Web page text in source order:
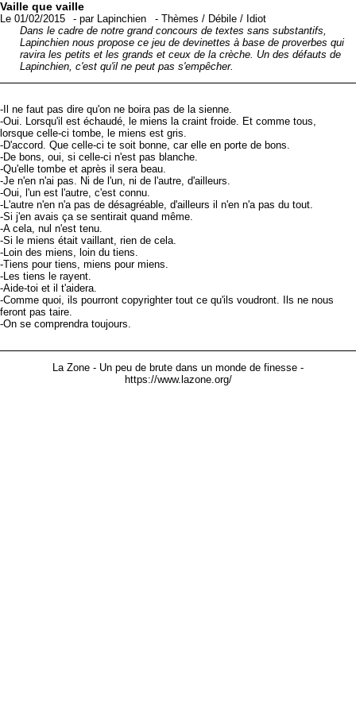
Vaille que vaille
Le 01/02/2015 -par Lapinchien - Thèmes / Débile/ Idiot
Dans le cadre de notre grand concours de textes sans substantifs,
Lapinchien nous propose ce jeu de devinettes à base de proverbes qui
ravira les petits et les grands et ceux de la crèche. Un des défauts de
Lapinchien, c'est qu'il ne peut pas s'empêcher.
-Il ne faut pas dire qu'on ne boira pas de la sienne.
-Oui. Lorsqu'il est échaudé, le miens la craint froide. Et comme tous,
lorsque celle-ci tombe, le miens est gris.
-D'accord. Que celle-ci te soit bonne, car elle en porte de bons.
-De bons, oui, si celle-ci n'est pas blanche.
-Qu'elle tombe et après il sera beau.
-Je n'en n'ai pas. Ni de l'un, ni de l'autre, d'ailleurs.
-Oui, l'un est l'autre, c'est connu.
-L'autre n'en n'a pas de désagréable, d'ailleurs il n'en n'a pas du tout.
-Si j'en avais ça se sentirait quand même.
-A cela, nul n'est tenu.
-Si le miens était vaillant, rien de cela.
-Loin des miens, loin du tiens.
-Tiens pour tiens, miens pour miens.
-Les tiens le rayent.
-Aide-toi et il t'aidera.
-Comme quoi, ils pourront copyrighter tout ce qu'ils voudront. Ils ne nous
feront pas taire.
-On se comprendra toujours.
La Zone - Un peu de brute dans un monde de finesse -
https://www.lazone.org/